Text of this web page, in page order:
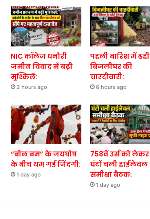
NIC कॉलेज धनौरी
जमीन विवाद में बढ़ी
मुश्किलें:
2 hours ago
पहली बारिश में ढही
बिजलीघर की
चारदीवारी:
6 hours ago
“बोल बम” के जयघोष
के बीच थम गई जिंदगी:
1 day ago
758वें उर्स को लेकर
घंटों चली हाईलेवल
समीक्षा बैठक:
1 day ago